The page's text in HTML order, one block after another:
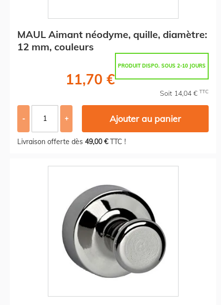
MAUL Aimant néodyme, quille, diamètre:
12 mm, couleurs
PRODUIT DISPO. SOUS 2-10 JOURS
11,70 €
Soit 14,04 € TTC
- + Ajouter au panier
Livraison offerte dès 49,00 €TTC !